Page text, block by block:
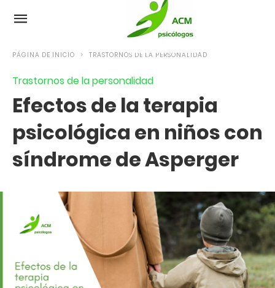
PÁGINA DE INICIO TRASTORNOS DE LA PERSONALIDAD
Trastornos de la personalidad
Efectos de la terapia
psicológica en niños con
síndrome de Asperger